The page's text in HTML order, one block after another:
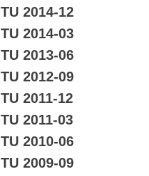
TU 2014-12
TU 2014-03
TU 2013-06
TU 2012-09
TU 2011-12
TU 2011-03
TU 2010-06
TU 2009-09